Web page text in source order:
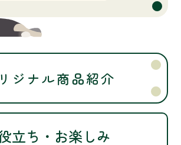
ジナル商品紹介
立ち・お楽しみ